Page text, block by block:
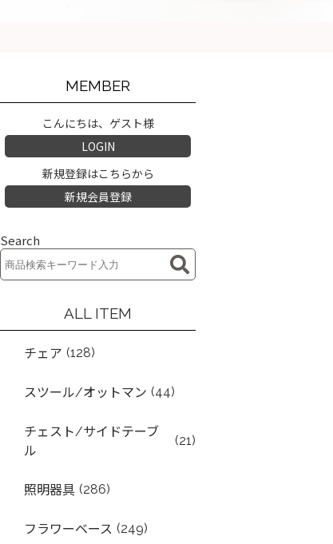
MEMBER
こんにちは、ゲスト様
LOGIN
新規登録はこちらから
新規会員登録
Search
ALL ITEM
チェア (128)
スツール/オットマン (44)
チェスト/サイドテーブ
ル
(21)
照明器具 (286)
フラワーベース (249)